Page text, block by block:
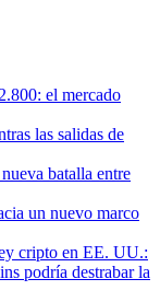
el mercado
las salidas de
batalla entre
un nuevo marco
cripto en EE. UU.:
podría destrabar la